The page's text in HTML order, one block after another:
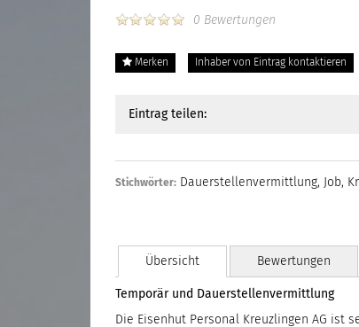
0 Bewertungen
Merken Inhaber von Eintrag kontaktieren
Eintrag teilen:
Stichwörter: Dauerstellenvermittlung, Job,
Übersicht Bewertungen
Temporär und Dauerstellenvermittlung
Die Eisenhut Personal Kreuzlingen AG ist